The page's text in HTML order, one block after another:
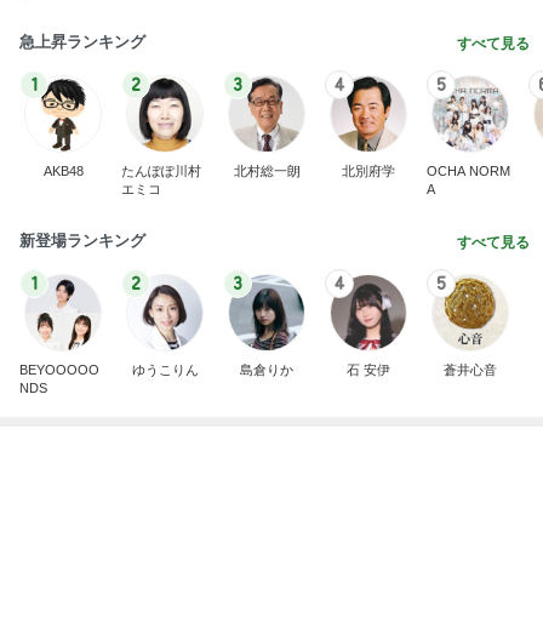
急上昇ランキング すべて見る
1
AKB48
2
たんぽぽ川村
エミコ
3
北村総一朗
4
北別府学
5
OCHA NORM
A
新登場ランキング すべて見る
1
BEYOOOOO
NDS
2
ゆうこりん
3
島倉りか
4
石 安伊
5
蒼井心音